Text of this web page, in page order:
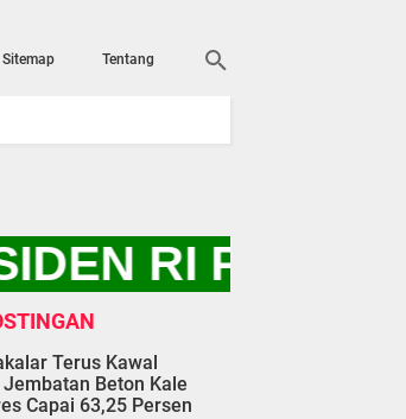
Sitemap Tentang
RI
Terus Kawal
Beton Kale
Capai 63,25 Persen